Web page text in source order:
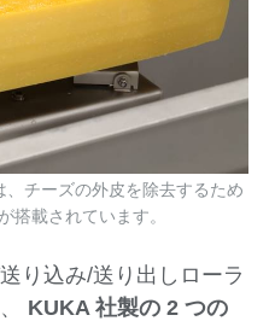
り込み/送り出しローラ
KUKA 社製の 2 つの
、チーズの外皮を除去するため
搭載されています。